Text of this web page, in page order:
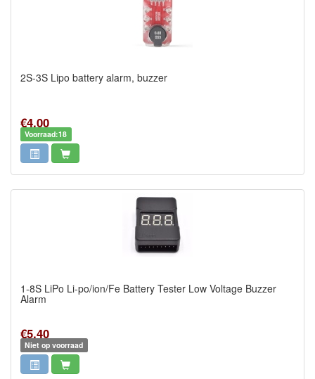
2S-3S Lipo battery alarm, buzzer
€4,00
Voorraad:18
1-8S LiPo Li-po/ion/Fe Battery Tester Low Voltage Buzzer
Alarm
€5,40
Niet op voorraad